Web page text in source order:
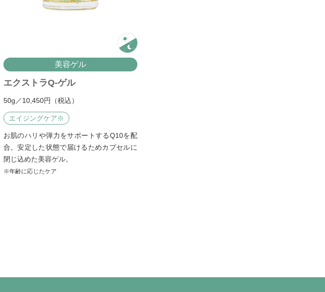
美容ゲル
エクストラQ-ゲル
50g／10,450円（税込）
エイジングケア※
お肌のハリや弾力をサポートするQ10を配
合。安定した状態で届けるためカプセルに
閉じ込めた美容ゲル。
※年齢に応じたケア